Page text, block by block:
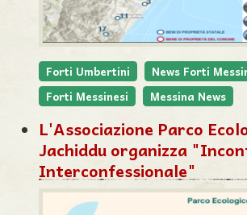
Forti Umbertini
News Forti
Forti Messinesi
Messina News
L'Associazione Parco
Jachiddu organizza
Interconfessionale"